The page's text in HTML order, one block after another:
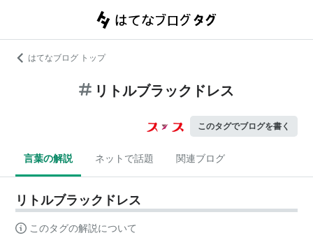
はてなブログ トップ
リトルブラックドレス
このタグでブログを書く
言葉の解説 ネットで話題 関連ブログ
リトルブラックドレス
このタグの解説について